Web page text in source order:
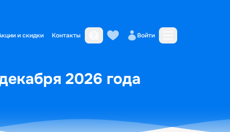
и скидки Контакты Войти
2026 года